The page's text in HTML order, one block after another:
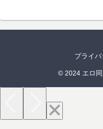
プライ
© 2024 エロ